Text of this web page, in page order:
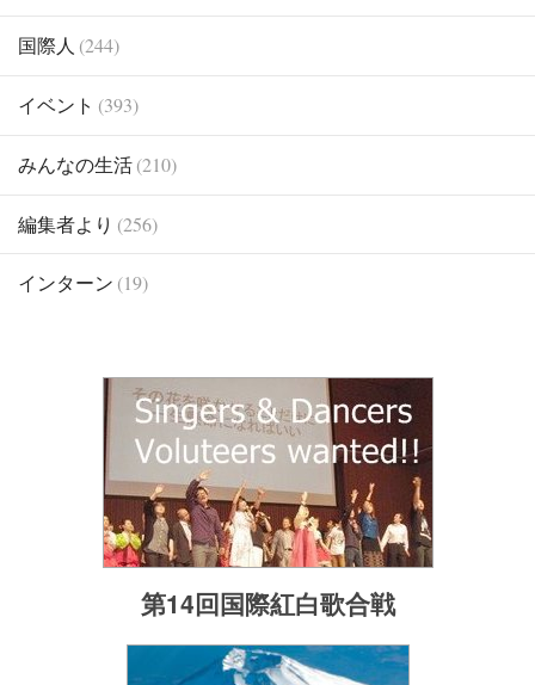
国際人 (244)
イベント (393)
みんなの生活(210)
編集者より (256)
インターン (19)
第14回国際紅白歌合戦